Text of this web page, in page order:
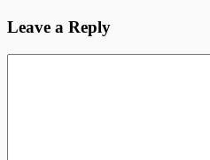
Leave a Reply